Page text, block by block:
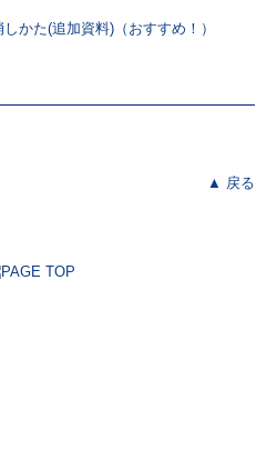
かた(追加資料)（おすすめ！）
▲ 戻る